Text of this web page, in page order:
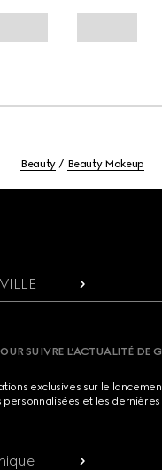
Beauty Beauty Makeup
SUIVRE L’ACTUALITÉ DE
exclusives sur le
personnalisées et les